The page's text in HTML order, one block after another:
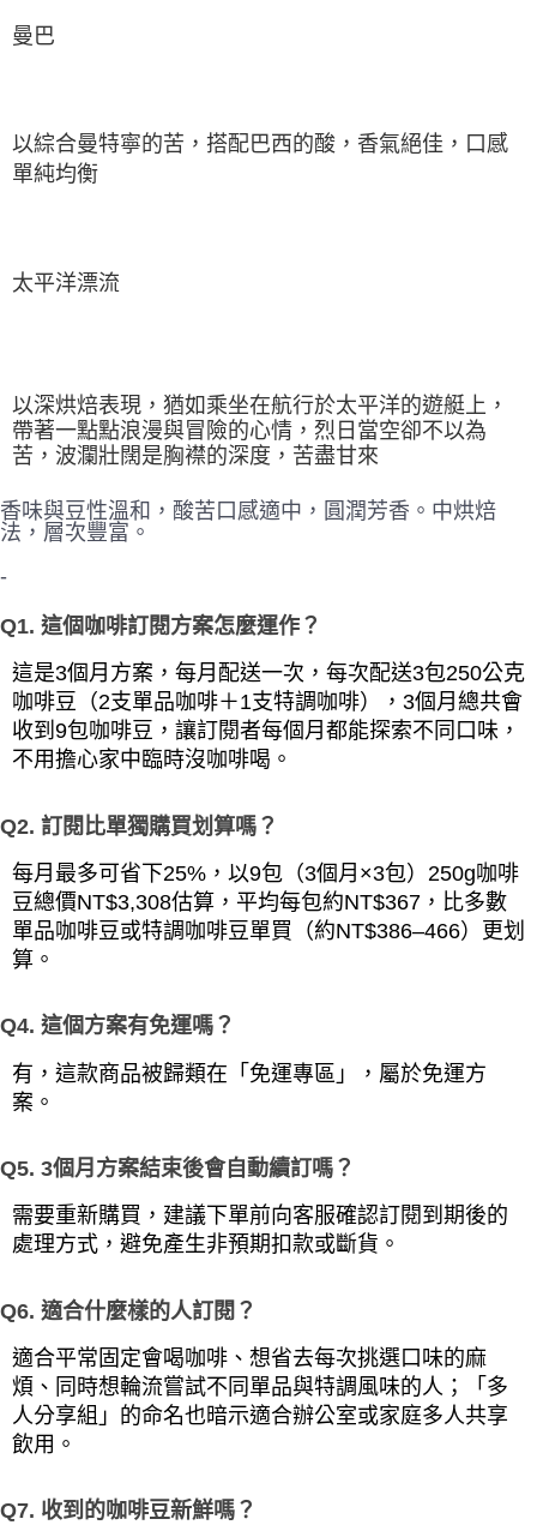
曼巴
以綜合曼特寧的苦，搭配巴西的酸，香氣絕佳，口感
單純均衡
太平洋漂流
以深烘焙表現，猶如乘坐在航行於太平洋的遊艇上，
帶著一點點浪漫與冒險的心情，烈日當空卻不以為
苦，波瀾壯闊是胸襟的深度，苦盡甘來
香味與豆性溫和，酸苦口感適中，圓潤芳香。中烘焙
法，層次豐富。
-
Q1. 這個咖啡訂閱方案怎麼運作？
這是3個月方案，每月配送一次，每次配送3包250公克
咖啡豆（2支單品咖啡＋1支特調咖啡），3個月總共會
收到9包咖啡豆，讓訂閱者每個月都能探索不同口味，
不用擔心家中臨時沒咖啡喝。
Q2. 訂閱比單獨購買划算嗎？
每月最多可省下25%，以9包（3個月×3包）250g咖啡
豆總價NT$3,308估算，平均每包約NT$367，比多數
單品咖啡豆或特調咖啡豆單買（約NT$386–466）更划
算。
Q4. 這個方案有免運嗎？
有，這款商品被歸類在「免運專區」，屬於免運方
案。
Q5. 3個月方案結束後會自動續訂嗎？
需要重新購買，建議下單前向客服確認訂閱到期後的
處理方式，避免產生非預期扣款或斷貨。
Q6. 適合什麼樣的人訂閱？
適合平常固定會喝咖啡、想省去每次挑選口味的麻
煩、同時想輪流嘗試不同單品與特調風味的人；「多
人分享組」的命名也暗示適合辦公室或家庭多人共享
飲用。
Q7. 收到的咖啡豆新鮮嗎？